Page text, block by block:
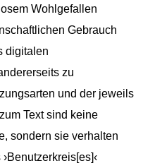
Wohlgefallen
Gebrauch
digitalen
zu
und der jeweils
Text sind keine
sondern sie verhalten